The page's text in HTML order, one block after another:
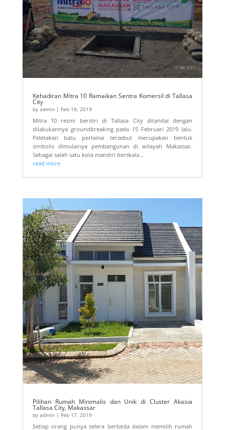
Kehadiran Mitra 10 Ramaikan Sentra Komersil di Tallasa
City
by admin| Feb 18, 2019
Mitra 10 resmi berdiri di Tallasa City ditandai dengan
dilakukannya groundbreaking pada 15 Februari 2019 lalu.
Peletakan batu pertama tersebut merupakan bentuk
simbolis dimulainya pembangunan di wilayah Makassar.
Sebagai salah satu kota mandiri berskala...
read more
Pilihan Rumah Minimalis dan Unik di Cluster Akasia
Tallasa City, Makassar
by admin| Feb 17, 2019
Setiap orang punya selera berbeda dalam memilih rumah